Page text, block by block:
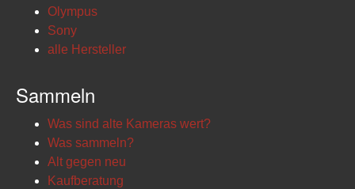
Olympus
Sony
alle Hersteller
Sammeln
Was sind alte Kameras wert?
Was sammeln?
Alt gegen neu
Kaufberatung